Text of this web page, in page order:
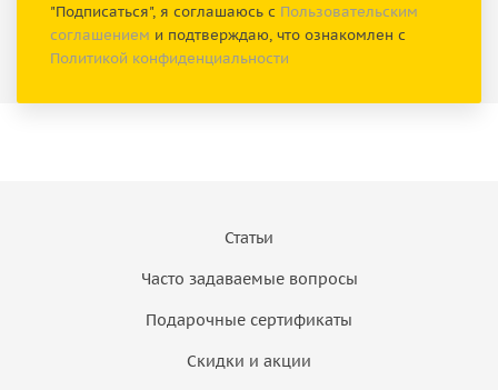
"Подписаться", я соглашаюсь с Пользовательским
соглашением и подтверждаю, что ознакомлен с
Политикой конфиденциальности
Статьи
Часто задаваемые вопросы
Подарочные сертификаты
Скидки и акции